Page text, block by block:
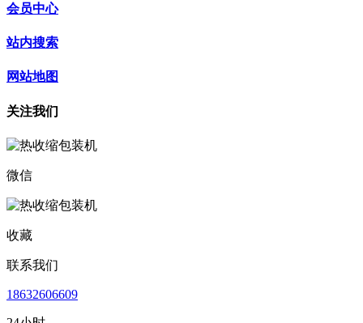
会员中心
站内搜索
网站地图
关注我们
微信
收藏
联系我们
18632606609